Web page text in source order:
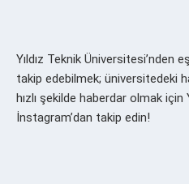
Yıldız Teknik Üniversitesi’nden
takip edebilmek; üniversitedeki
hızlı şekilde haberdar olmak için
İnstagram’dan takip edin!